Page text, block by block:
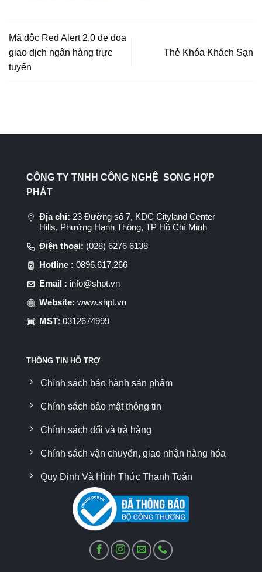
Mã độc Red Alert 2.0 đe dọa
giao dịch ngân hàng trực
tuyến
Thẻ Khóa Khách Sạn
CÔNG TY TNHH CÔNG NGHỆ SONG HỢP
PHÁT
Địa chỉ: 23 Đường số 7, KDC Cityland Center
Hills, Phường Hạnh Thông, TP Hồ Chí Minh
Điện thoại: (028) 6276 6138
Hotline : 0896.617.266
Email : info@shpt.vn
Website: www.shpt.vn
MST: 0312674999
THÔNG TIN HỖ TRỢ
Chính sách bảo hành sản phẩm
Chính sách bảo mật thông tin
Chính sách đổi và trả hàng
Chính sách vận chuyển, giao nhận hàng hóa
Quy Định Và Hình Thức Thanh Toán